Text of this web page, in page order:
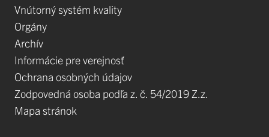
Vnútorný systém kvality
Orgány
Archív
Informácie pre verejnosť
Ochrana osobných údajov
Zodpovedná osoba podľa z. č. 54/2019 Z.z.
Mapa stránok